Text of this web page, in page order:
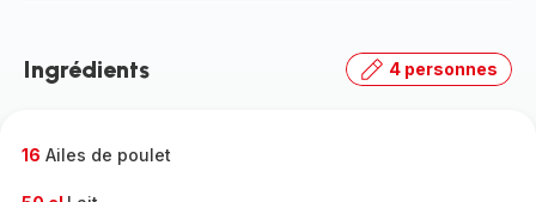
Ingrédients 4 personnes
16 Ailes de poulet